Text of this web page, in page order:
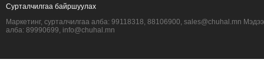
Сурталчилгаа байршуулах
Маркетинг, сурталчилгаа алба: 99118318, 88106900, sales@chuhal.mn
алба: 89990699, info@chuhal.mn